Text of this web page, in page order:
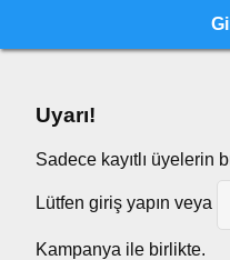
Uyarı!
Sadece kayıtlı üyelerin
Lütfen giriş yapın veya
Kampanya ile birlikte.